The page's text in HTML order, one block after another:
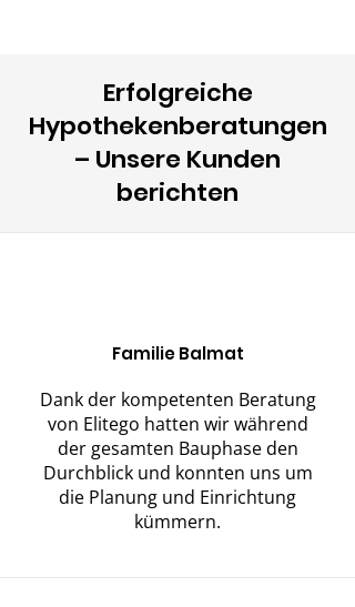
Erfolgreiche
Hypothekenberatungen
– Unsere Kunden
berichten
Familie Balmat
Dank der kompetenten Beratung
von Elitego hatten wir während
der gesamten Bauphase den
Durchblick und konnten uns um
die Planung und Einrichtung
kümmern.